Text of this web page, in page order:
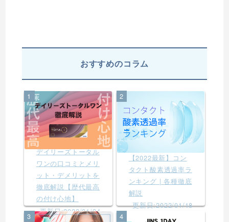
おすすめのコラム
1
デイリーズトータル
ワンの口コミとメリ
ット・デメリットを
徹底解説【歴代最高
の付け心地】
更新日:2022/01/24
2
【2022最新】コン
タクト酸素透過率ラ
ンキング | 各種徹底
解説
更新日:2022/01/18
3
4